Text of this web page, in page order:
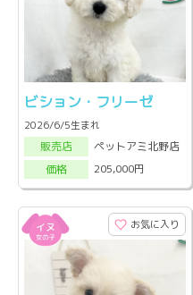
ビション・フリーゼ
2026/6/5生まれ
販売店
ペットアミ北野店
価格
205,000円
お気に入り